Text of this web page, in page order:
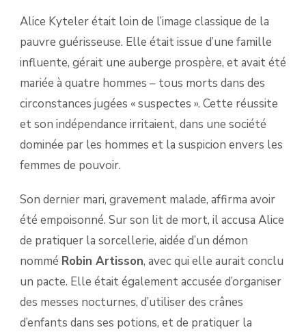
Alice Kyteler était loin de l’image classique de la
pauvre guérisseuse. Elle était issue d’une famille
influente, gérait une auberge prospère, et avait été
mariée à quatre hommes – tous morts dans des
circonstances jugées « suspectes ». Cette réussite
et son indépendance irritaient, dans une société
dominée par les hommes et la suspicion envers les
femmes de pouvoir.
Son dernier mari, gravement malade, affirma avoir
été empoisonné. Sur son lit de mort, il accusa Alice
de pratiquer la sorcellerie, aidée d’un démon
nommé Robin Artisson, avec qui elle aurait conclu
un pacte. Elle était également accusée d’organiser
des messes nocturnes, d’utiliser des crânes
d’enfants dans ses potions, et de pratiquer la